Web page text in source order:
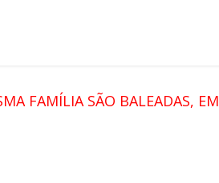
FAMÍLIA SÃO BALEADAS, EM